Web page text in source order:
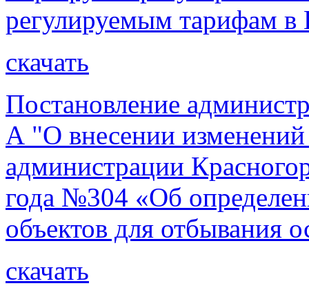
регулируемым тарифам в
скачать
Постановление
А "О внесении изменений
администрации
года №304 «Об
объектов для отбывания
скачать